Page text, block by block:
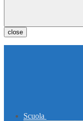
close
Scuola